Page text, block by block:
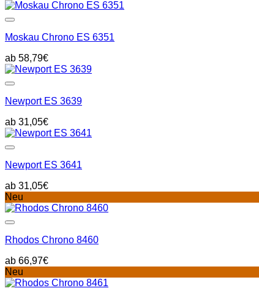
Moskau Chrono ES 6351
58,79€
Newport ES 3639
31,05€
Newport ES 3641
31,05€
Neu
Rhodos Chrono 8460
66,97€
Neu